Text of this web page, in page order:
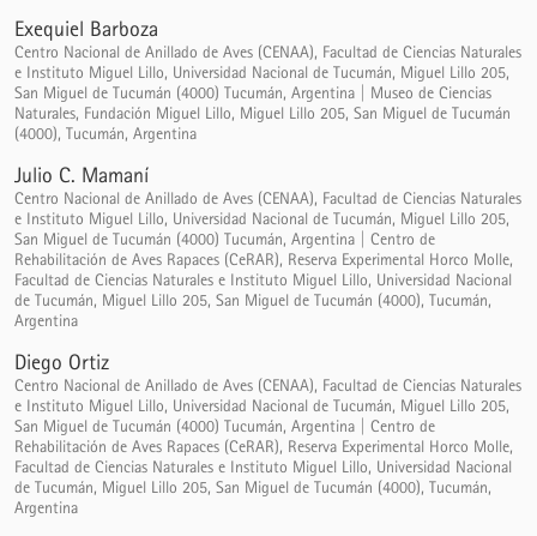
Exequiel Barboza
Centro Nacional de Anillado de Aves (CENAA), Facultad de Ciencias Naturales
e Instituto Miguel Lillo, Universidad Nacional de Tucumán, Miguel Lillo 205,
San Miguel de Tucumán (4000) Tucumán, Argentina | Museo de Ciencias
Naturales, Fundación Miguel Lillo, Miguel Lillo 205, San Miguel de Tucumán
(4000), Tucumán, Argentina
Julio C. Mamaní
Centro Nacional de Anillado de Aves (CENAA), Facultad de Ciencias Naturales
e Instituto Miguel Lillo, Universidad Nacional de Tucumán, Miguel Lillo 205,
San Miguel de Tucumán (4000) Tucumán, Argentina | Centro de
Rehabilitación de Aves Rapaces (CeRAR), Reserva Experimental Horco Molle,
Facultad de Ciencias Naturales e Instituto Miguel Lillo, Universidad Nacional
de Tucumán, Miguel Lillo 205, San Miguel de Tucumán (4000), Tucumán,
Argentina
Diego Ortiz
Centro Nacional de Anillado de Aves (CENAA), Facultad de Ciencias Naturales
e Instituto Miguel Lillo, Universidad Nacional de Tucumán, Miguel Lillo 205,
San Miguel de Tucumán (4000) Tucumán, Argentina | Centro de
Rehabilitación de Aves Rapaces (CeRAR), Reserva Experimental Horco Molle,
Facultad de Ciencias Naturales e Instituto Miguel Lillo, Universidad Nacional
de Tucumán, Miguel Lillo 205, San Miguel de Tucumán (4000), Tucumán,
Argentina